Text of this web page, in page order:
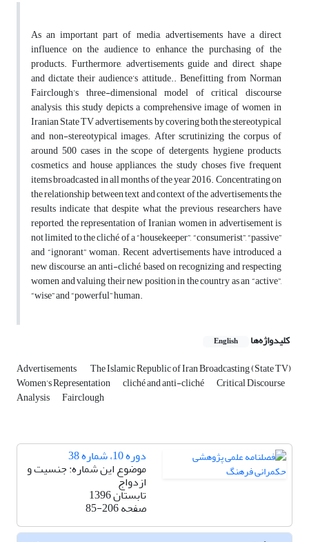
As an important part of media, advertisements have a direct
influence on the audience to enhance the purchasing of the
products. Furthermore, advertisements guide and direct, shape
and dictate their audience’s attitude.. Benefitting from Norman
Fairclough’s three-dimensional model of critical discourse
analysis, this study depicts a comprehensive image of women in
Iranian State TV advertisements by covering both the stereotypical
and non-stereotypical images. After scrutinizing the corpus of
around 500 cases in the scope of detergents, hygiene products,
cosmetics and house appliances, the study choses five frequent
items broadcasted in all months of the year 2016. Concentrating on
the relationship between text and context of the advertisements, the
results indicate that despite what the previous researchers have
reported, the representation of Iranian women in advertisement is
not limited to the cliché of a “housekeeper”, “consumerist”, “passive”
and “ignorant” woman. Recent advertisements have introduced a
new discourse, an anti-cliché, based on recognizing and respecting
women and valuing their new position in the country as an “active”,
“wise” and “powerful” human.
کلیدواژه‌ها English
Advertisements The Islamic Republic of Iran Broadcasting (State TV)
Women’s Representation cliché and anti-cliché Critical Discourse
Analysis Fairclough
دوره 10، شماره 38
موضوع این شماره:‌ جنسیت و
ازدواج
تابستان 1396
صفحه85-206